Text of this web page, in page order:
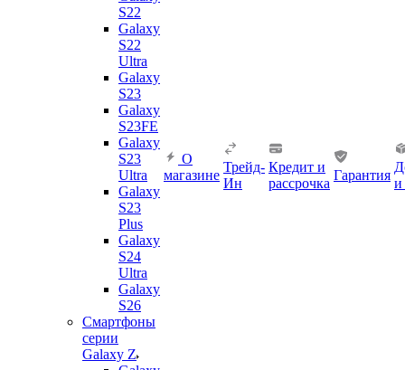
S22
Galaxy
S22
Ultra
Galaxy
S23
Galaxy
S23FE
Galaxy
S23
Ultra
Galaxy
S23
Plus
Galaxy
S24
Ultra
Galaxy
S26
Смартфоны
серии
Galaxy Z
О
магазине
Трейд-
Ин
Кредит и
рассрочка
Гарантия
и